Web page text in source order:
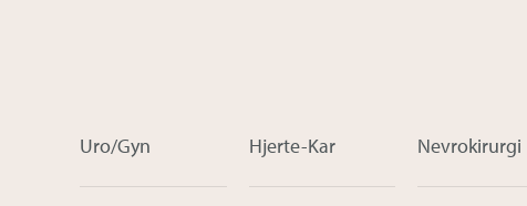
Uro/Gyn Hjerte-Kar Nevrokirurgi